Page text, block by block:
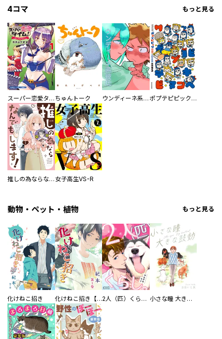
4コマ もっと見る
スーパー恋愛タイム！～現場でドＳな彼女は自宅でデレる～ ちゅんトーク ウンディーネ系彼氏 ポプテピピック SEASON EIGHT
推しの為ならなんでもします！ 女子高生VS-R
動物・ペット・植物 もっと見る
化けねこ招き 化けねこ招き【描きおろし付合冊版】 2人（匹）くらし。 小さな瞳 大きな鼓動